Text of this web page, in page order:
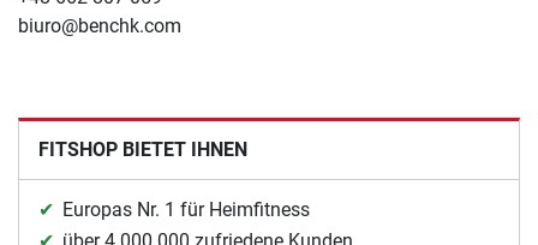
biuro@benchk.com
FITSHOP BIETET IHNEN
Europas Nr. 1 für Heimfitness